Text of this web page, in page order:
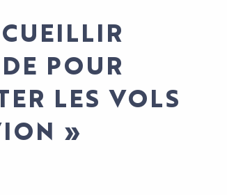
POUR
LES VOLS
»